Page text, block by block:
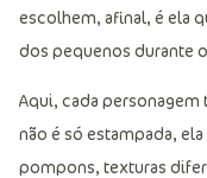
escolhem, afinal, é ela
dos pequenos durante
Aqui, cada
não é só estampada,
pompons, texturas